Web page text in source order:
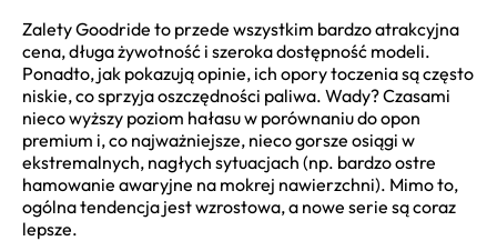
Zalety Goodride to przede wszystkim bardzo atrakcyjna
cena, długa żywotność i szeroka dostępność modeli.
Ponadto, jak pokazują opinie, ich opory toczenia są często
niskie, co sprzyja oszczędności paliwa. Wady? Czasami
nieco wyższy poziom hałasu w porównaniu do opon
premium i, co najważniejsze, nieco gorsze osiągi w
ekstremalnych, nagłych sytuacjach (np. bardzo ostre
hamowanie awaryjne na mokrej nawierzchni). Mimo to,
ogólna tendencja jest wzrostowa, a nowe serie są coraz
lepsze.